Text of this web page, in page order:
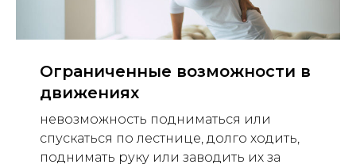
Ограниченные возможности в
движениях
невозможность подниматься или
спускаться по лестнице, долго ходить,
поднимать руку или заводить их за